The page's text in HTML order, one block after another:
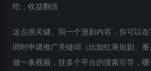
吃，收益翻倍
这点很关键。同一个漫剧内容，你可以
同时申请推广关键词（比如红果短剧、番
做一条视频，挂多个平台的搜索引导，